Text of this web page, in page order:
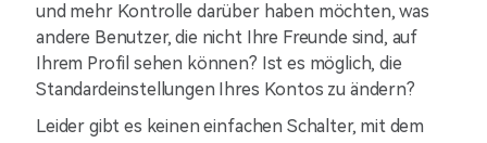
und mehr Kontrolle darüber haben möchten, was
andere Benutzer, die nicht Ihre Freunde sind, auf
Ihrem Profil sehen können? Ist es möglich, die
Standardeinstellungen Ihres Kontos zu ändern?
Leider gibt es keinen einfachen Schalter, mit dem